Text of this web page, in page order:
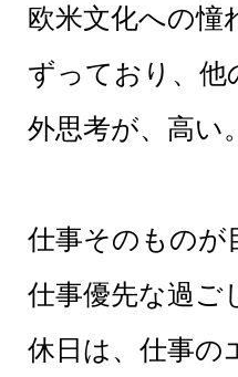
欧米文化への憧
ずっており、他
外思考が、高い。
仕事そのものが
仕事優先な過ご
休日は、仕事の